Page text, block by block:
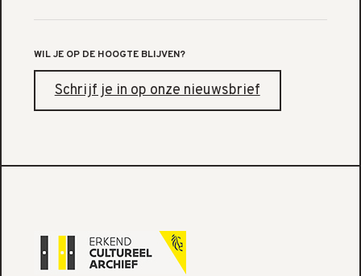
WIL JE OP DE HOOGTE BLIJVEN?
Schrijf je in op onze nieuwsbrief